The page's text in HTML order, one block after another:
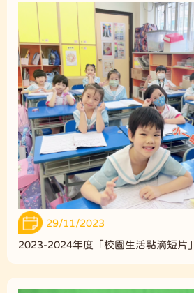
29/11/2023
2023-2024年度「校園生活點滴短片」